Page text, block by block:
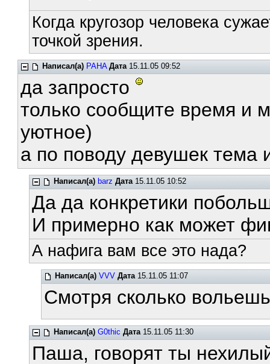
Когда кругозор человека
точкой зрения.
Написал(а) PAHA Дата15.11.05 09:52
да запросто
только сообщите время и
уютное)
а по поводу девушек тема
Написал(а) barz Дата15.11.05 10:52
Да да конкретики
И примерно как может
А нафига вам все это нада?
Написал(а) VVV Дата15.11.05 11:07
Смотря сколько
Написал(а) G0thic Дата15.11.05 11:30
Паша, говорят ты